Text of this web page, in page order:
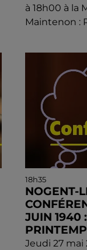
à 18h00 à la
Maintenon :
18h35
NOGENT-
JUIN 1940
Jeudi 27 mai